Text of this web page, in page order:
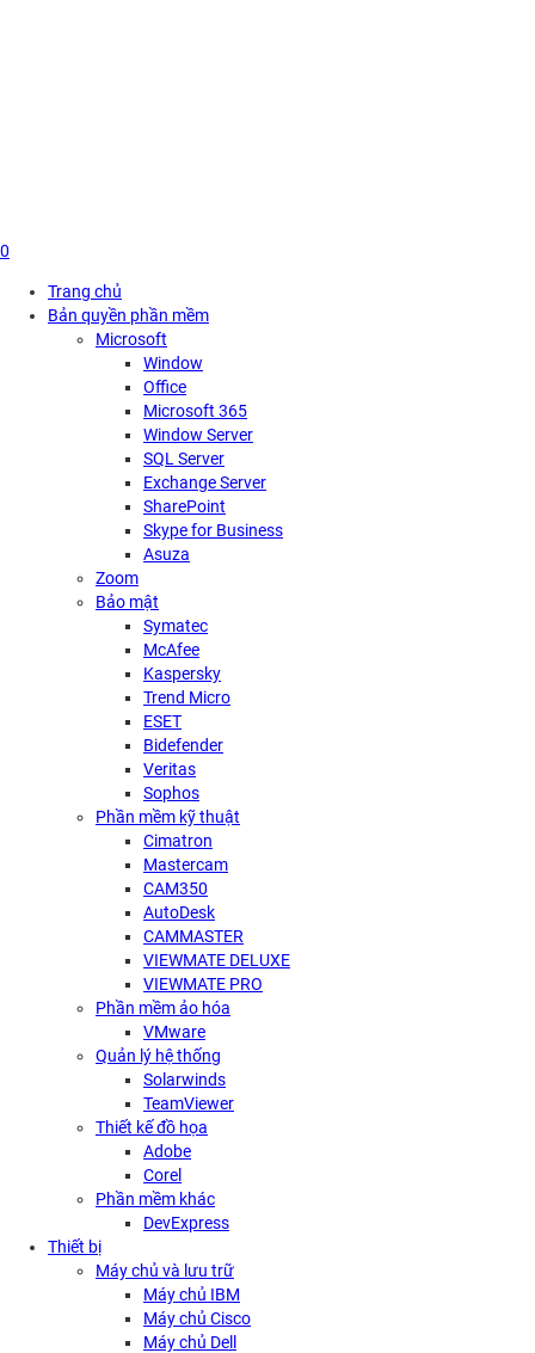
0
Trang chủ
Bản quyền phần mềm
Microsoft
Window
Office
Microsoft 365
Window Server
SQL Server
Exchange Server
SharePoint
Skype for Business
Asuza
Zoom
Bảo mật
Symatec
McAfee
Kaspersky
Trend Micro
ESET
Bidefender
Veritas
Sophos
Phần mềm kỹ thuật
Cimatron
Mastercam
CAM350
AutoDesk
CAMMASTER
VIEWMATE DELUXE
VIEWMATE PRO
Phần mềm ảo hóa
VMware
Quản lý hệ thống
Solarwinds
TeamViewer
Thiết kế đồ họa
Adobe
Corel
Phần mềm khác
DevExpress
Thiết bị
Máy chủ và lưu trữ
Máy chủ IBM
Máy chủ Cisco
Máy chủ Dell